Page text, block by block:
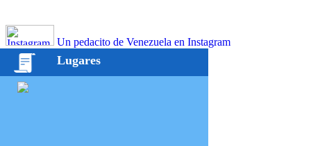
Un pedacito de Venezuela en Instagram
Lugares